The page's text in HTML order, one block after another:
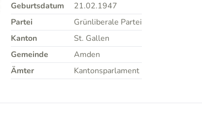
Geburtsdatum
21.02.1947
Partei
Grünliberale Partei
Kanton
St. Gallen
Gemeinde
Amden
Ämter
Kantonsparlament